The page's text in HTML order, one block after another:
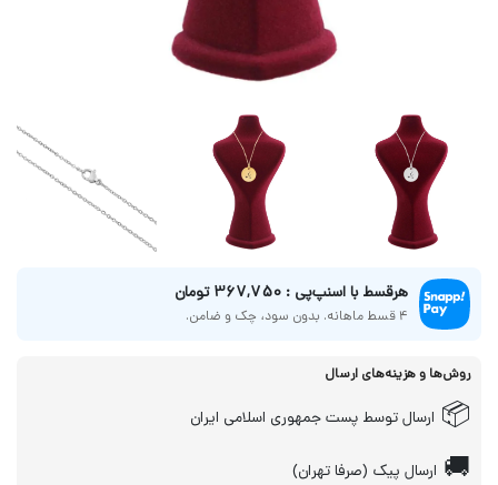
هر‌قسط با اسنپ‌پی : 367,750 تومان
4 قسط ماهانه. بدون سود، چک و ضامن.
روش‌ها و هزینه‌های ارسال
📦 ارسال توسط پست جمهوری اسلامی ایران
🚚 ارسال پیک (صرفا تهران)